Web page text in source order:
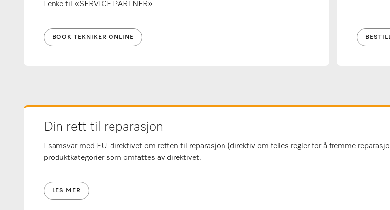
Lenke til «SERVICE PARTNER»
BOOK TEKNIKER ONLINE
Din rett til reparasjon
I samsvar med EU-direktivet om retten til reparasjon (direktiv om felles regler for å fremme
produktkategorier som omfattes av direktivet.
LES MER